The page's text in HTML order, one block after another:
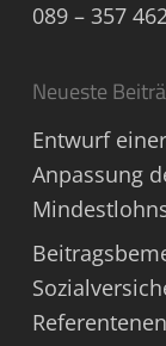
089 – 357
Neueste
Entwurf
Anpassung